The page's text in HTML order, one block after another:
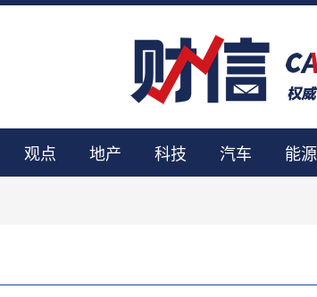
观点 地产 科技 汽车 能源